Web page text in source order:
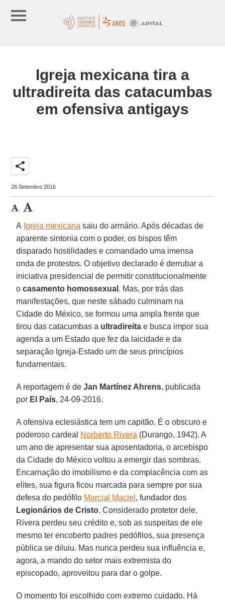
Igreja mexicana tira a
ultradireita das catacumbas
em ofensiva antigays
share
26 Setembro 2016
A Igreja mexicana saiu do armário. Após décadas de
aparente sintonia com o poder, os bispos têm
disparado hostilidades e comandado uma imensa
onda de protestos. O objetivo declarado é derrubar a
iniciativa presidencial de permitir constitucionalmente
ocasamento homossexual . Mas, por trás das
manifestações, que neste sábado culminam na
Cidade do México, se formou uma ampla frente que
tirou das catacumbas a ultradireita e busca impor sua
agenda a um Estado que fez da laicidade e da
separação Igreja-Estado um de seus princípios
fundamentais.
A reportagem é de Jan Martínez Ahrens, publicada
por El País, 24-09-2016.
A ofensiva eclesiástica tem um capitão. É o obscuro e
poderoso cardeal Norberto Rivera (Durango, 1942). A
um ano de apresentar sua aposentadoria, o arcebispo
da Cidade do México voltou a emergir das sombras.
Encarnação do imobilismo e da complacência com as
elites, sua figura ficou marcada para sempre por sua
defesa do pedófilo Marcial Maciel , fundador dos
Legionários de Cristo. Considerado protetor dele,
Rivera perdeu seu crédito e, sob as suspeitas de ele
mesmo ter encoberto padres pedófilos, sua presença
pública se diluiu. Mas nunca perdeu sua influência e,
agora, a mando do setor mais extremista do
episcopado, aproveitou para dar o golpe.
O momento foi escolhido com extremo cuidado. Há